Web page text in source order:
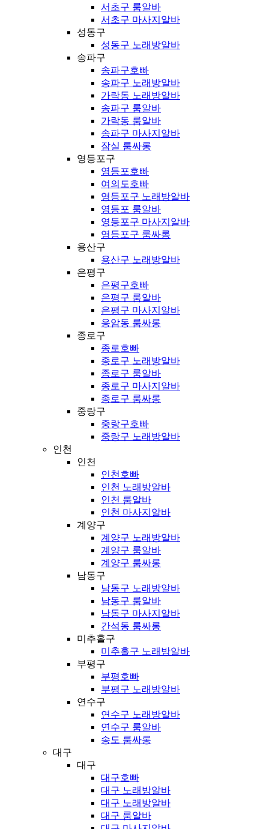
서초구 룸알바
서초구 마사지알바
성동구
성동구 노래방알바
송파구
송파구호빠
송파구 노래방알바
가락동 노래방알바
송파구 룸알바
가락동 룸알바
송파구 마사지알바
잠실 룸싸롱
영등포구
영등포호빠
여의도호빠
영등포구 노래방알바
영등포 룸알바
영등포구 마사지알바
영등포구 룸싸롱
용산구
용산구 노래방알바
은평구
은평구호빠
은평구 룸알바
은평구 마사지알바
응암동 룸싸롱
종로구
종로호빠
종로구 노래방알바
종로구 룸알바
종로구 마사지알바
종로구 룸싸롱
중랑구
중랑구호빠
중랑구 노래방알바
인천
인천
인천호빠
인천 노래방알바
인천 룸알바
인천 마사지알바
계양구
계양구 노래방알바
계양구 룸알바
계양구 룸싸롱
남동구
남동구 노래방알바
남동구 룸알바
남동구 마사지알바
간석동 룸싸롱
미추홀구
미추홀구 노래방알바
부평구
부평호빠
부평구 노래방알바
연수구
연수구 노래방알바
연수구 룸알바
송도 룸싸롱
대구
대구
대구호빠
대구 노래방알바
대구 노래방알바
대구 룸알바